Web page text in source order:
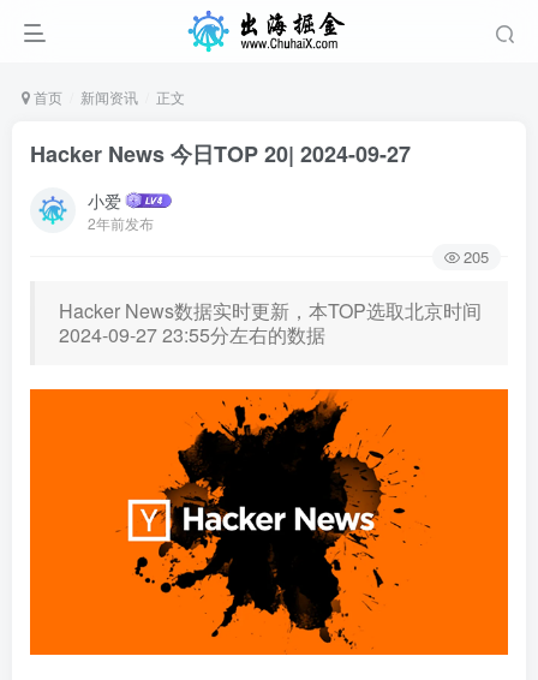
首页 新闻资讯 正文
Hacker News 今日TOP 20| 2024-09-27
小爱
2年前发布
205
Hacker News数据实时更新，本TOP选取北京时间
2024-09-27 23:55分左右的数据